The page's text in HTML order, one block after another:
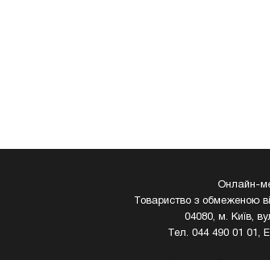
Онлайн-
Товариство з обмеженою
04080, м. Київ,
Тел. 044 490 01 01,